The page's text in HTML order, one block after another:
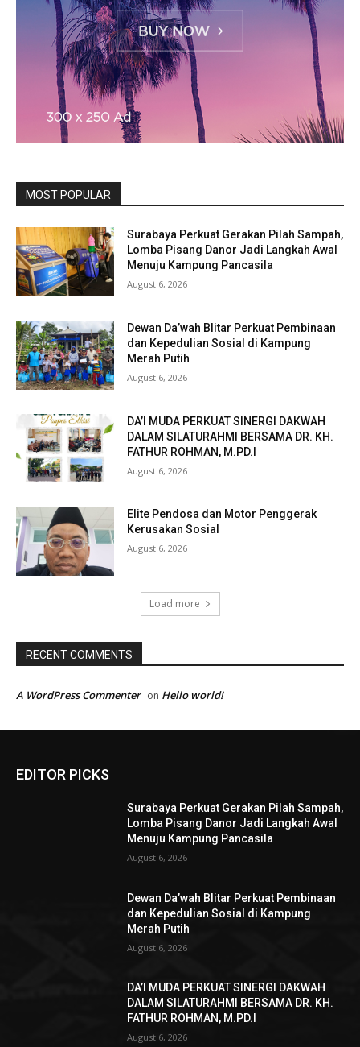
MOST POPULAR
Surabaya Perkuat Gerakan Pilah Sampah,
Lomba Pisang Danor Jadi Langkah Awal
Menuju Kampung Pancasila
August 6, 2026
Dewan Da’wah Blitar Perkuat Pembinaan
dan Kepedulian Sosial di Kampung
Merah Putih
August 6, 2026
DA’I MUDA PERKUAT SINERGI DAKWAH
DALAM SILATURAHMI BERSAMA DR. KH.
FATHUR ROHMAN, M.PD.I
August 6, 2026
Elite Pendosa dan Motor Penggerak
Kerusakan Sosial
August 6, 2026
Load more
RECENT COMMENTS
A WordPress Commenter on Hello world!
EDITOR PICKS
Surabaya Perkuat Gerakan Pilah Sampah,
Lomba Pisang Danor Jadi Langkah Awal
Menuju Kampung Pancasila
August 6, 2026
Dewan Da’wah Blitar Perkuat Pembinaan
dan Kepedulian Sosial di Kampung
Merah Putih
August 6, 2026
DA’I MUDA PERKUAT SINERGI DAKWAH
DALAM SILATURAHMI BERSAMA DR. KH.
FATHUR ROHMAN, M.PD.I
August 6, 2026